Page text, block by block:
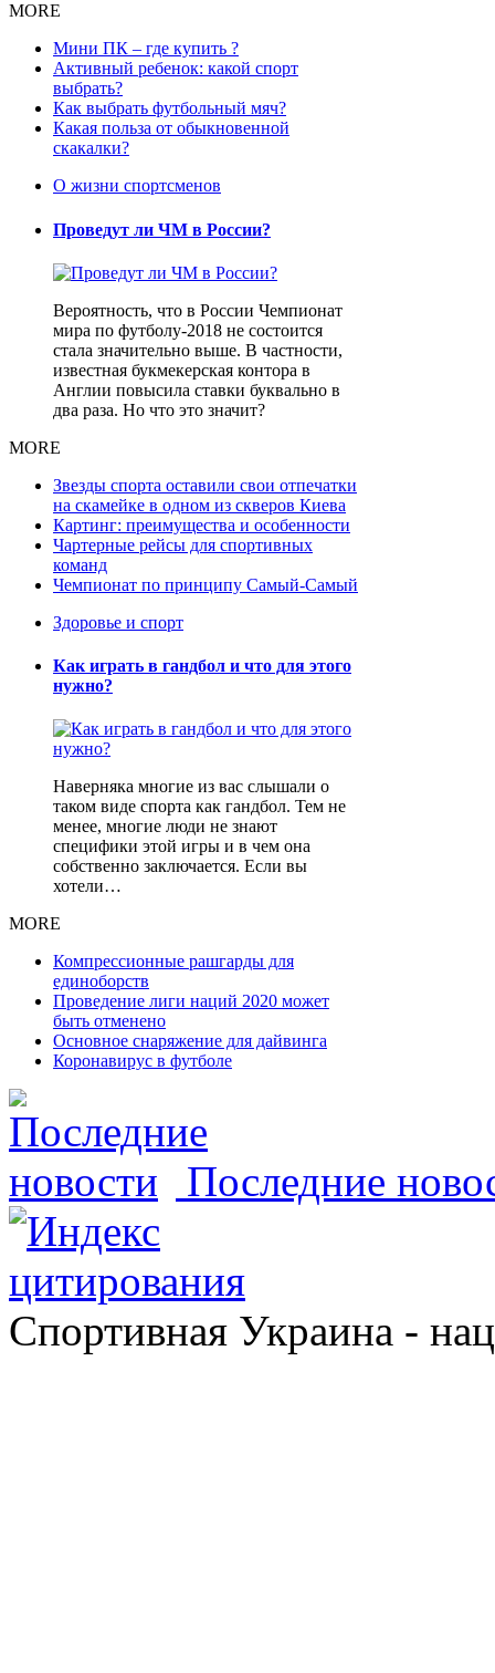
MORE
Мини ПК – где купить ?
Активный ребенок: какой спорт
выбрать?
Как выбрать футбольный мяч?
Какая польза от обыкновенной
скакалки?
О жизни спортсменов
Проведут ли ЧМ в России?
Вероятность, что в России Чемпионат
мира по футболу-2018 не состоится
стала значительно выше. В частности,
известная букмекерская контора в
Англии повысила ставки буквально в
два раза. Но что это значит?
MORE
Звезды спорта оставили свои отпечатки
на скамейке в одном из скверов Киева
Картинг: преимущества и особенности
Чартерные рейсы для спортивных
команд
Чемпионат по принципу Самый-Самый
Здоровье и спорт
Как играть в гандбол и что для этого
нужно?
Наверняка многие из вас слышали о
таком виде спорта как гандбол. Тем не
менее, многие люди не знают
специфики этой игры и в чем она
собственно заключается. Если вы
хотели…
MORE
Компрессионные рашгарды для
единоборств
Проведение лиги наций 2020 может
быть отменено
Основное снаряжение для дайвинга
Коронавирус в футболе
Последние
Спортивная Украина -